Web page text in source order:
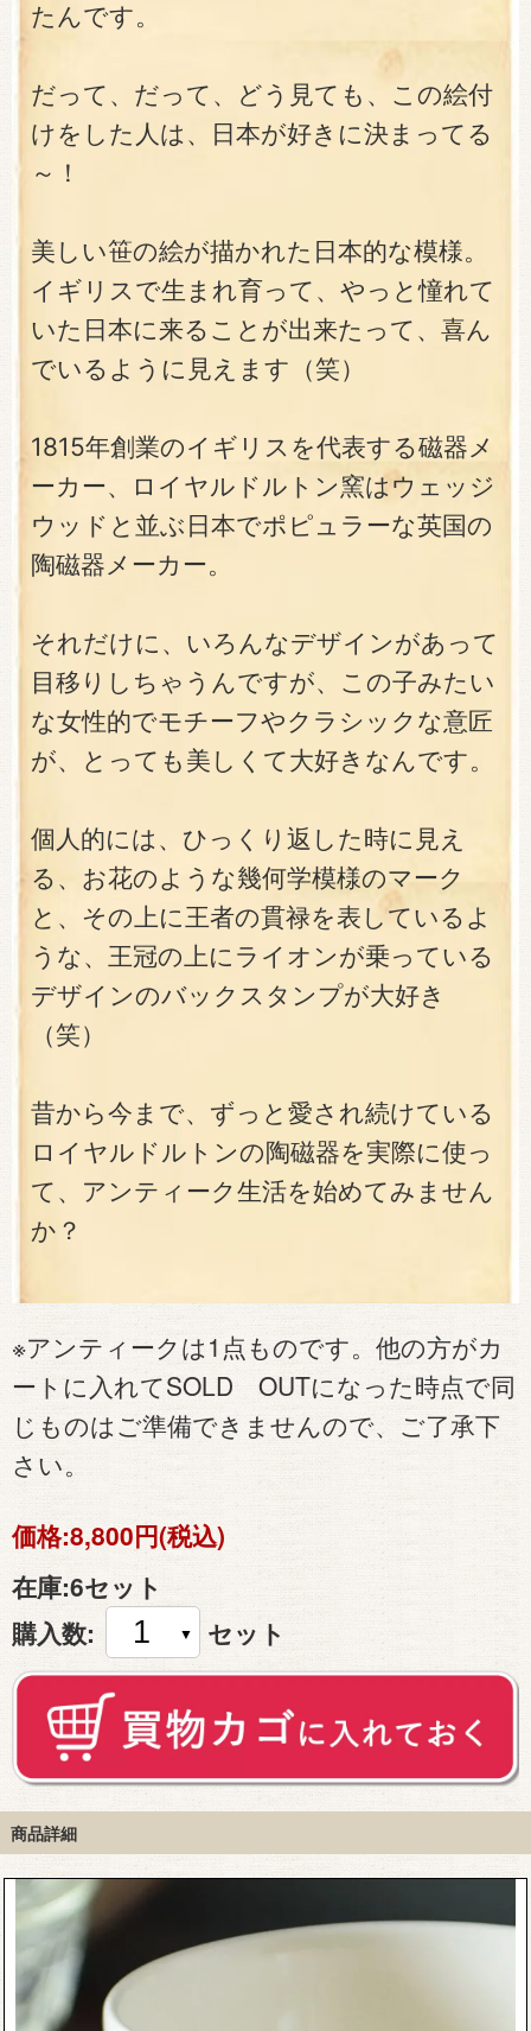
たんです。
だって、だって、どう見ても、この絵付
けをした人は、日本が好きに決まってる
～！
美しい笹の絵が描かれた日本的な模様。
イギリスで生まれ育って、やっと憧れて
いた日本に来ることが出来たって、喜ん
でいるように見えます（笑）
1815年創業のイギリスを代表する磁器メ
ーカー、ロイヤルドルトン窯はウェッジ
ウッドと並ぶ日本でポピュラーな英国の
陶磁器メーカー。
それだけに、いろんなデザインがあって
目移りしちゃうんですが、この子みたい
な女性的でモチーフやクラシックな意匠
が、とっても美しくて大好きなんです。
個人的には、ひっくり返した時に見え
る、お花のような幾何学模様のマーク
と、その上に王者の貫禄を表しているよ
うな、王冠の上にライオンが乗っている
デザインのバックスタンプが大好き
（笑）
昔から今まで、ずっと愛され続けている
ロイヤルドルトンの陶磁器を実際に使っ
て、アンティーク生活を始めてみません
か？
※アンティークは1点ものです。他の方がカ
ートに入れてSOLD OUTになった時点で同
じものはご準備できませんので、ご了承下
さい。
価格:8,800円(税込)
在庫:6セット
購入数:
セット
商品詳細